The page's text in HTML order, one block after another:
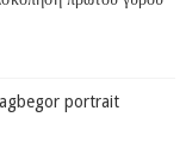
portrait